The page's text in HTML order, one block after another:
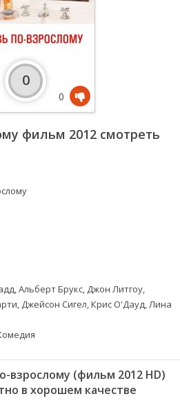
фильм 2012 смотреть
Альберт Брукс, Джон Литгоу,
Джейсон Сигел, Крис О'Дауд, Лина
0
0
взрослому (фильм 2012 HD)
в хорошем качестве